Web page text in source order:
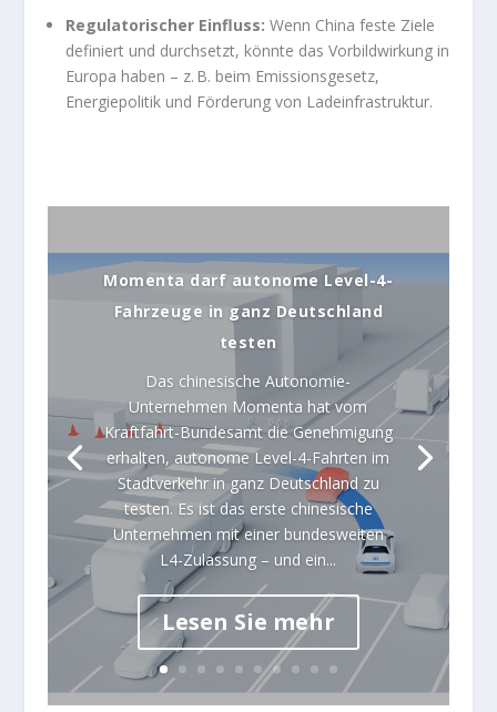
Regulatorischer Einfluss: Wenn China feste Ziele
definiert und durchsetzt, könnte das Vorbildwirkung in
Europa haben – z. B. beim Emissionsgesetz,
Energiepolitik und Förderung von Ladeinfrastruktur.
Momenta darf autonome Level-4-
Fahrzeuge in ganz Deutschland
testen
Das chinesische Autonomie-
Unternehmen Momenta hat vom
Kraftfahrt-Bundesamt die Genehmigung
erhalten, autonome Level-4-Fahrten im
Stadtverkehr in ganz Deutschland zu
testen. Es ist das erste chinesische
Unternehmen mit einer bundesweiten
L4-Zulassung – und ein...
Lesen Sie mehr